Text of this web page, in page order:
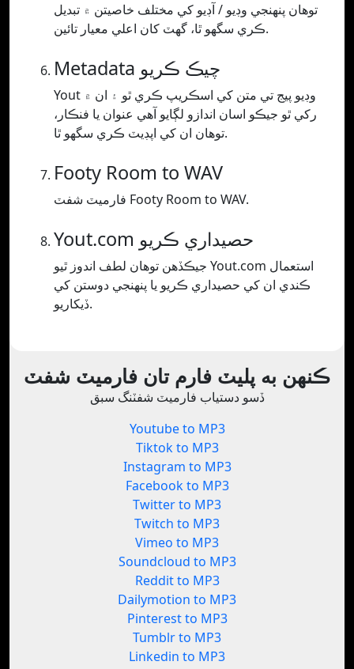
توھان پنھنجي وڊيو / آڊيو کي مختلف خاصيتن ۾ تبديل
ڪري سگھو ٿا، گھٽ کان اعلي معيار تائين.
Metadata چيڪ ڪريو
Yout وڊيو پيج تي متن کي اسڪريپ ڪري ٿو ۽ ان ۾
رکي ٿو جيڪو اسان اندازو لڳايو آهي عنوان يا فنڪار،
توهان ان کي اپڊيٽ ڪري سگهو ٿا.
Footy Room to WAV
فارميٽ شفٽ Footy Room to WAV.
Yout.com حصيداري ڪريو
جيڪڏھن توھان لطف اندوز ٿيو Yout.com استعمال
ڪندي ان کي حصيداري ڪريو يا پنھنجي دوستن کي
ڏيکاريو.
ڪنهن به پليٽ فارم تان فارميٽ شفٽ
ڏسو دستياب فارميٽ شفٽنگ سبق
Youtube to MP3
Tiktok to MP3
Instagram to MP3
Facebook to MP3
Twitter to MP3
Twitch to MP3
Vimeo to MP3
Soundcloud to MP3
Reddit to MP3
Dailymotion to MP3
Pinterest to MP3
Tumblr to MP3
Linkedin to MP3